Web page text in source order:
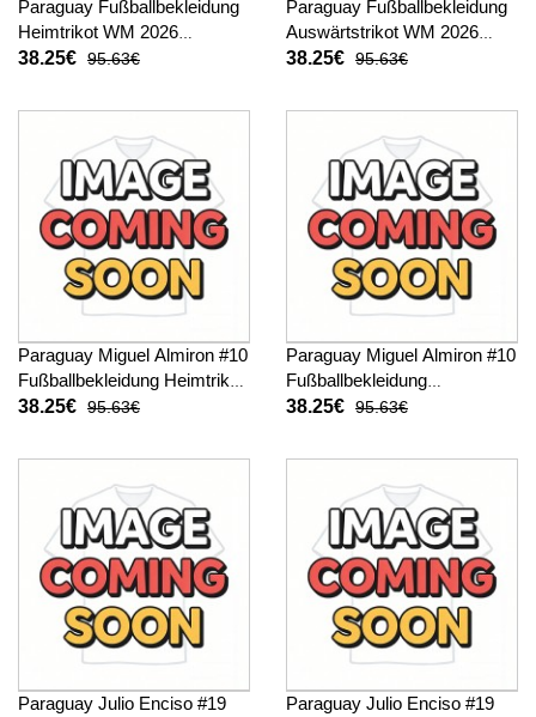
Paraguay Fußballbekleidung
Heimtrikot WM 2026
Kurzarm
38.25€ 95.63€
Paraguay Fußballbekleidung
Auswärtstrikot WM 2026
Kurzarm
38.25€ 95.63€
Paraguay Miguel Almiron #10
Fußballbekleidung Heimtrikot
WM 2026 Kurzarm
38.25€ 95.63€
Paraguay Miguel Almiron #10
Fußballbekleidung
Auswärtstrikot WM 2026
38.25€ 95.63€
Paraguay Julio Enciso #19
Paraguay Julio Enciso #19